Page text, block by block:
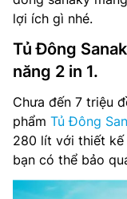
lợi ích gì nhé.
Tủ Đông
năng 2 in 1.
Chưa đến 7 triệu
phẩm Tủ Đông
280 lít với thiết kế
bạn có thể bảo